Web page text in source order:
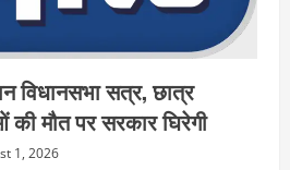
विधानसभा सत्र, छात्र
मौत पर सरकार घिरेगी
1, 2026